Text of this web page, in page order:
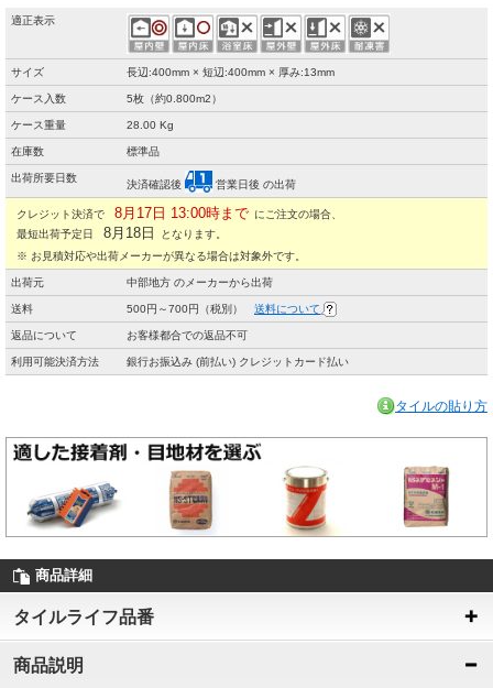
適正表示
サイズ 長辺:400mm × 短辺:400mm × 厚み:13mm
ケース入数 5枚（約0.800m2）
ケース重量 28.00 Kg
在庫数 標準品
出荷所要日数
決済確認後 営業日後 の出荷
クレジット決済で 8月17日 13:00時まで にご注文の場合、
最短出荷予定日
8月18日
となります。
※ お見積対応や出荷メーカーが異なる場合は対象外です。
出荷元 中部地方 のメーカーから出荷
送料 500円～700円（税別） 送料について
返品について お客様都合での返品不可
利用可能決済方法 銀行お振込み (前払い) クレジットカード払い
タイルの貼り方
商品詳細
タイルライフ品番
商品説明